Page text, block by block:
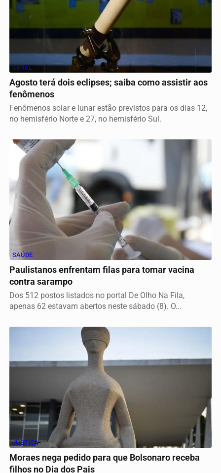
GERAL
Agosto terá dois eclipses; saiba como assistir aos
fenômenos
Fenômenos solar e lunar estão previstos para os dias 12,
no hemisfério Norte e 27, no hemisfério Sul.
SAÚDE
Paulistanos enfrentam filas para tomar vacina
contra sarampo
Dos 512 postos listados no portal De Olho Na Fila,
apenas 62 estavam abertos neste sábado (8). O...
JUSTIÇA
Moraes nega pedido para que Bolsonaro receba
filhos no Dia dos Pais